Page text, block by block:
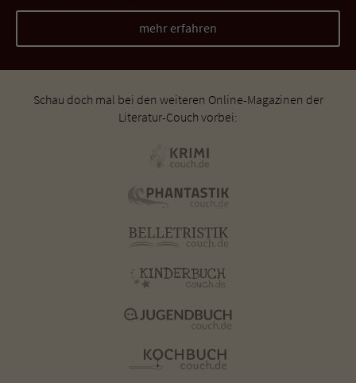
mehr erfahren
Schau doch mal bei den weiteren Online-Magazinen der
Literatur-Couch vorbei: